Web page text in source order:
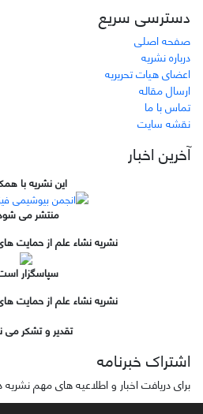
دسترسی سریع
صفحه اصلی
درباره نشریه
اعضای هیات تحریریه
ارسال مقاله
تماس با ما
نقشه سایت
آخرین اخبار
این نشریه با
منتشر می
نشریه نشاء علم از حمایت
سپاسگزار
نشریه نشاء علم از حمایت
تقدیر و تشکر می
اشتراک خبرنامه
برای دریافت اخبار و اطلاعیه های مهم